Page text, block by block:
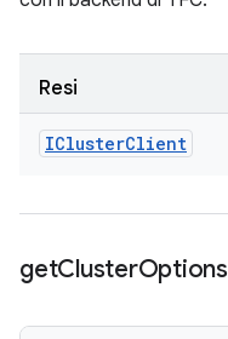
Resi
IClusterClient
getClusterOptions